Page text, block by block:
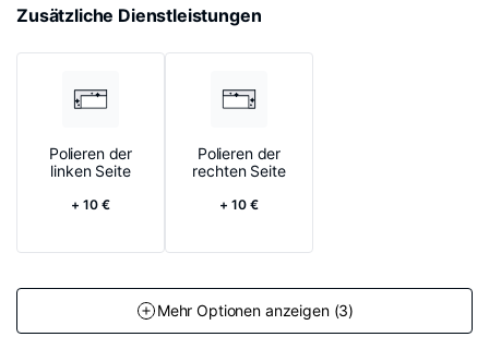
Zusätzliche Dienstleistungen
Polieren der
linken Seite
+ 10 €
Polieren der
rechten Seite
+ 10 €
Mehr Optionen anzeigen (3)